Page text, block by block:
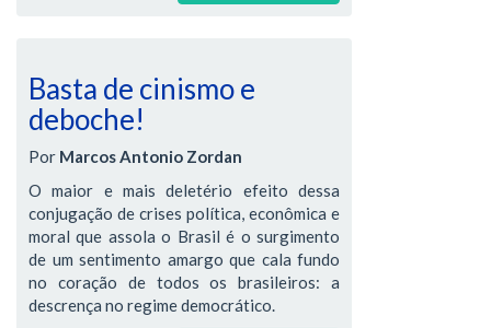
Basta de cinismo e
deboche!
Por Marcos Antonio Zordan
O maior e mais deletério efeito dessa
conjugação de crises política, econômica e
moral que assola o Brasil é o surgimento
de um sentimento amargo que cala fundo
no coração de todos os brasileiros: a
descrença no regime democrático.